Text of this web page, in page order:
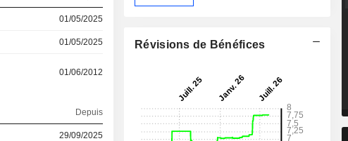
01/05/2025
01/05/2025
01/06/2012
Depuis
29/09/2025
Révisions de Bénéfices